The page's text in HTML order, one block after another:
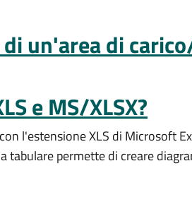
un'area di
e MS/XLSX?
l'estensione XLS di Microsoft
tabulare permette di creare